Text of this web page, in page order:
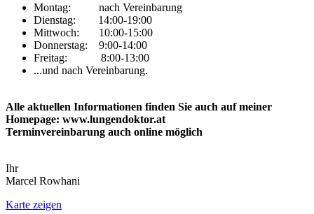
Montag: nach Vereinbarung
Dienstag: 14:00-19:00
Mittwoch: 10:00-15:00
Donnerstag: 9:00-14:00
Freitag: 8:00-13:00
...und nach Vereinbarung.
Alle aktuellen Informationen finden Sie auch auf meiner
Homepage: www.lungendoktor.at
Terminvereinbarung auch online möglich
Ihr
Marcel Rowhani
Karte zeigen